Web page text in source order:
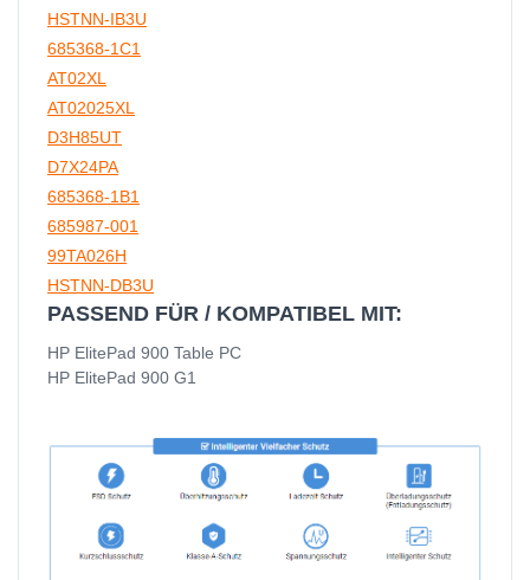
HSTNN-IB3U
685368-1C1
AT02XL
AT02025XL
D3H85UT
D7X24PA
685368-1B1
685987-001
99TA026H
HSTNN-DB3U
PASSEND FÜR / KOMPATIBEL MIT:
HP ElitePad 900 Table PC
HP ElitePad 900 G1